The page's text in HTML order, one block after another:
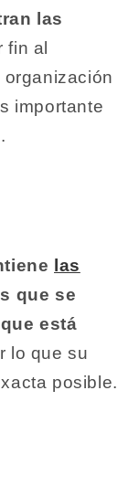
las
fin al
importante
.
las
que se
está
lo que su
posible.